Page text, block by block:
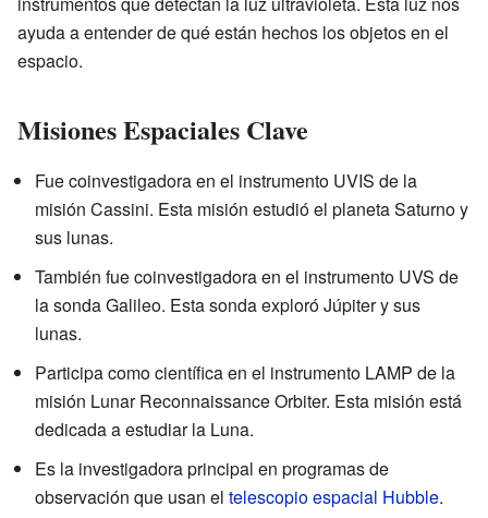
ayuda a entender de qué están hechos los objetos en el
espacio.
Misiones Espaciales Clave
Fue coinvestigadora en el instrumento UVIS de la
misión Cassini. Esta misión estudió el planeta Saturno y
sus lunas.
También fue coinvestigadora en el instrumento UVS de
la sonda Galileo. Esta sonda exploró Júpiter y sus
lunas.
Participa como científica en el instrumento LAMP de la
misión Lunar Reconnaissance Orbiter. Esta misión está
dedicada a estudiar la Luna.
Es la investigadora principal en programas de
observación que usan el telescopio espacial Hubble.